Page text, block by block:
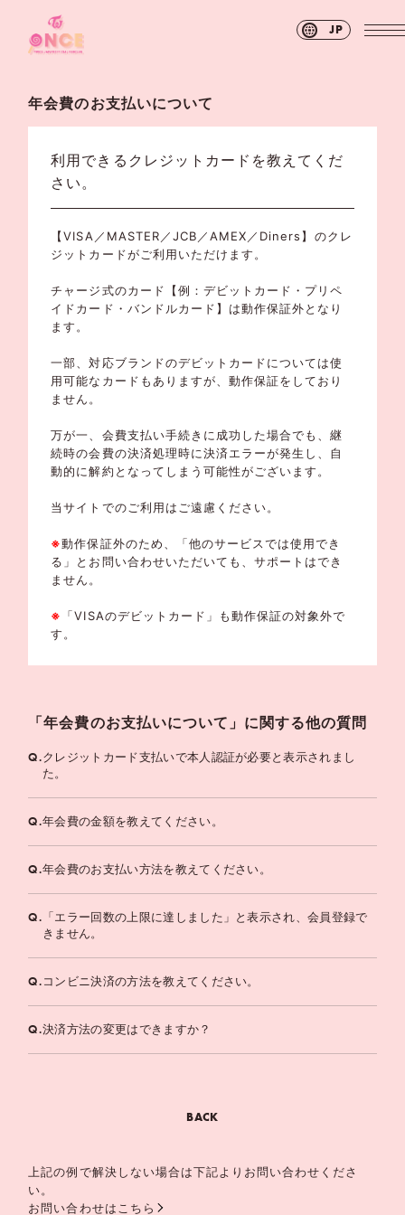
JP
年会費のお支払いについて
利用できるクレジットカードを教えてくだ
さい。
【VISA／MASTER／JCB／AMEX／Diners】のクレ
ジットカードがご利用いただけます。
チャージ式のカード【例：デビットカード・プリペ
イドカード・バンドルカード】は動作保証外となり
ます。
一部、対応ブランドのデビットカードについては使
用可能なカードもありますが、動作保証をしており
ません。
万が一、会費支払い手続きに成功した場合でも、継
続時の会費の決済処理時に決済エラーが発生し、自
動的に解約となってしまう可能性がございます。
当サイトでのご利用はご遠慮ください。
※動作保証外のため、「他のサービスでは使用でき
る」とお問い合わせいただいても、サポートはでき
ません。
※ 「VISAのデビットカード」も動作保証の対象外で
す。
「年会費のお支払いについて」に関する他の質問
Q.クレジットカード支払いで本人認証が必要と表示されまし
た。
Q.年会費の金額を教えてください。
Q.年会費のお支払い方法を教えてください。
Q. 「エラー回数の上限に達しました」と表示され、会員登録で
きません。
Q.コンビニ決済の方法を教えてください。
Q.決済方法の変更はできますか？
BACK
上記の例で解決しない場合は下記よりお問い合わせくださ
い。
お問い合わせはこちら